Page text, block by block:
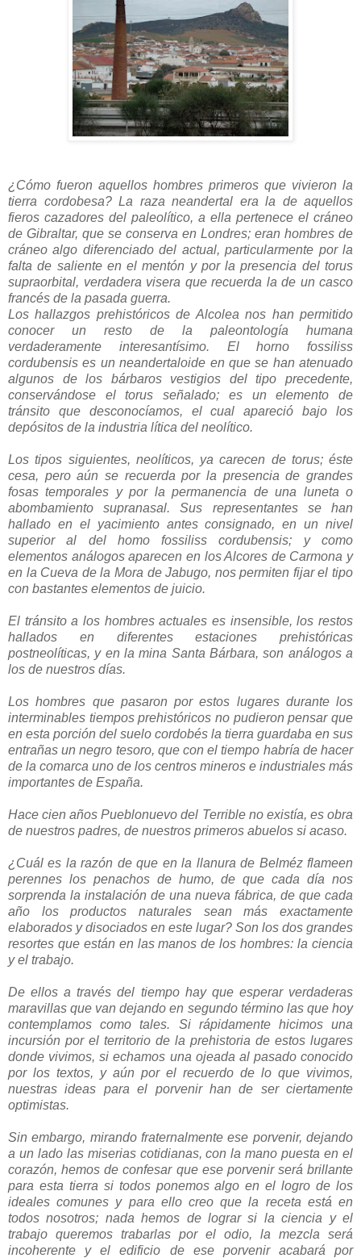
¿Cómo fueron aquellos hombres primeros que vivieron la
tierra cordobesa? La raza neandertal era la de aquellos
fieros cazadores del paleolítico, a ella pertenece el cráneo
de Gibraltar, que se conserva en Londres; eran hombres de
cráneo algo diferenciado del actual, particularmente por la
falta de saliente en el mentón y por la presencia del torus
supraorbital, verdadera visera que recuerda la de un casco
francés de la pasada guerra.
Los hallazgos prehistóricos de Alcolea nos han permitido
conocer un resto de la paleontología humana
verdaderamente interesantísimo. El horno fossiliss
cordubensis es un neandertaloide en que se han atenuado
algunos de los bárbaros vestigios del tipo precedente,
conservándose el torus señalado; es un elemento de
tránsito que desconocíamos, el cual apareció bajo los
depósitos de la industria lítica del neolítico.
Los tipos siguientes, neolíticos, ya carecen de torus; éste
cesa, pero aún se recuerda por la presencia de grandes
fosas temporales y por la permanencia de una luneta o
abombamiento supranasal. Sus representantes se han
hallado en el yacimiento antes consignado, en un nivel
superior al del homo fossiliss cordubensis; y como
elementos análogos aparecen en los Alcores de Carmona y
en la Cueva de la Mora de Jabugo, nos permiten fijar el tipo
con bastantes elementos de juicio.
El tránsito a los hombres actuales es insensible, los restos
hallados en diferentes estaciones prehistóricas
postneolíticas, y en la mina Santa Bárbara, son análogos a
los de nuestros días.
Los hombres que pasaron por estos lugares durante los
interminables tiempos prehistóricos no pudieron pensar que
en esta porción del suelo cordobés la tierra guardaba en sus
entrañas un negro tesoro, que con el tiempo habría de hacer
de la comarca uno de los centros mineros e industriales más
importantes de España.
Hace cien años Pueblonuevo del Terrible no existía, es obra
de nuestros padres, de nuestros primeros abuelos si acaso.
¿Cuál es la razón de que en la llanura de Belméz flameen
perennes los penachos de humo, de que cada día nos
sorprenda la instalación de una nueva fábrica, de que cada
año los productos naturales sean más exactamente
elaborados y disociados en este lugar? Son los dos grandes
resortes que están en las manos de los hombres: la ciencia
y el trabajo.
De ellos a través del tiempo hay que esperar verdaderas
maravillas que van dejando en segundo término las que hoy
contemplamos como tales. Si rápidamente hicimos una
incursión por el territorio de la prehistoria de estos lugares
donde vivimos, si echamos una ojeada al pasado conocido
por los textos, y aún por el recuerdo de lo que vivimos,
nuestras ideas para el porvenir han de ser ciertamente
optimistas.
Sin embargo, mirando fraternalmente ese porvenir, dejando
a un lado las miserias cotidianas, con la mano puesta en el
corazón, hemos de confesar que ese porvenir será brillante
para esta tierra si todos ponemos algo en el logro de los
ideales comunes y para ello creo que la receta está en
todos nosotros; nada hemos de lograr si la ciencia y el
trabajo queremos trabarlas por el odio, la mezcla será
incoherente y el edificio de ese porvenir acabará por